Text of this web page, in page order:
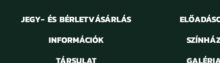
JEGY- ÉS BÉRLETVÁSÁRLÁS
INFORMÁCIÓK